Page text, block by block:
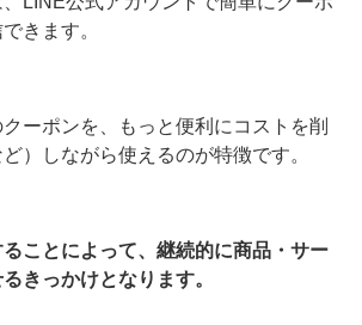
きます。
ーポンを、もっと便利にコストを削
）しながら使えるのが特徴です。
ことによって、継続的に商品・サー
きっかけとなります。